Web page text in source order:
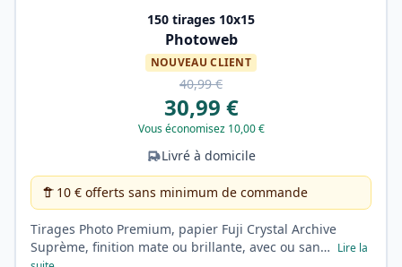
150 tirages 10x15
Photoweb
NOUVEAU CLIENT
40,99 €
30,99 €
Vous économisez 10,00 €
Livré à domicile
10 € offerts sans minimum de commande
Tirages Photo Premium, papier Fuji Crystal Archive
Suprème, finition mate ou brillante, avec ou san… Lire la